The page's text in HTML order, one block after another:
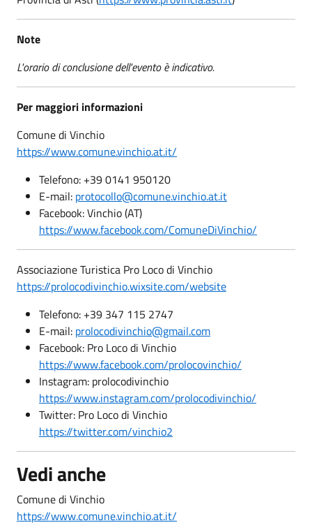
Note
L'orario di conclusione dell'evento è indicativo.
Per maggiori informazioni
Comune di Vinchio
https://www.comune.vinchio.at.it/
Telefono: +39 0141 950120
E-mail: protocollo@comune.vinchio.at.it
Facebook: Vinchio (AT)
https://www.facebook.com/ComuneDiVinchio/
Associazione Turistica Pro Loco di Vinchio
https://prolocodivinchio.wixsite.com/website
Telefono: +39 347 115 2747
E-mail: prolocodivinchio@gmail.com
Facebook: Pro Loco di Vinchio
https://www.facebook.com/prolocovinchio/
Instagram: prolocodivinchio
https://www.instagram.com/prolocodivinchio/
Twitter: Pro Loco di Vinchio
https://twitter.com/vinchio2
Vedi anche
Comune di Vinchio
https://www.comune.vinchio.at.it/